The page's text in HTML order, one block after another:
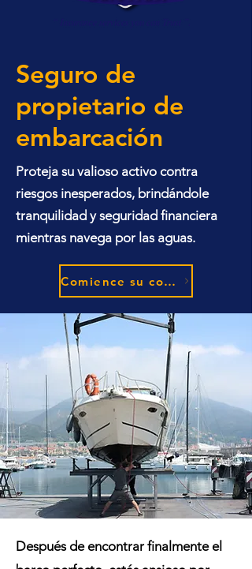
Seguro de
propietario de
embarcación
Proteja su valioso activo contra
riesgos inesperados, brindándole
tranquilidad y seguridad financiera
mientras navega por las aguas.
Comience su cotización
Después de encontrar finalmente el